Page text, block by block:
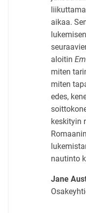
aikaa.
aloitin
miten
miten
edes,
keskityin
nautinto
Jane